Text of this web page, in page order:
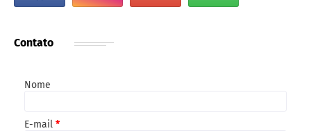
Contato
Nome
E-mail *